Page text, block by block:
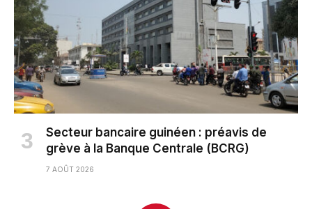
Secteur bancaire guinéen : préavis de
grève à la Banque Centrale (BCRG)
7 AOÛT 2026